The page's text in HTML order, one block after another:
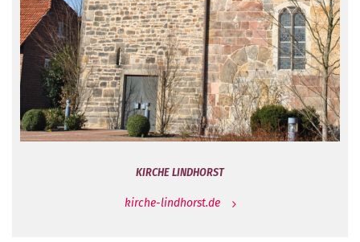
KIRCHE LINDHORST
kirche-lindhorst.de